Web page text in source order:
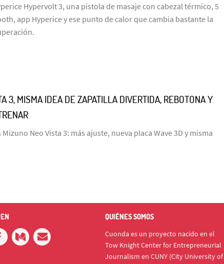
Hypervolt 3, una pistola de masaje con cabezal térmico, 5
app Hyperice y ese punto de calor que cambia bastante la
3, MISMA IDEA DE ZAPATILLA DIVERTIDA, REBOTONA Y
Neo Vista 3: más ajuste, nueva placa Wave 3D y misma
QUIÉNES SOMOS
Cuonda es un proyecto nacido en el
Tow Knight Center for Entrepreneurial
Journalism en CUNY (City University of